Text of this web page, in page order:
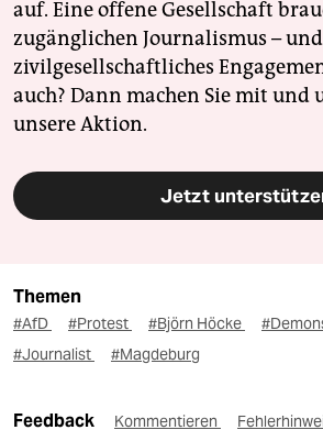
auf. Eine offene Gesellschaft
zugänglichen Journalismus – und
zivilgesellschaftliches
auch? Dann machen Sie mit und
unsere Aktion.
Jetzt
Themen
#AfD #Protest #Björn Höcke
#Journalist
#Magdeburg
Feedback Kommentieren